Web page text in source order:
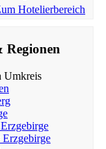
Hotelierbereich
Regionen
Umkreis
Erzgebirge